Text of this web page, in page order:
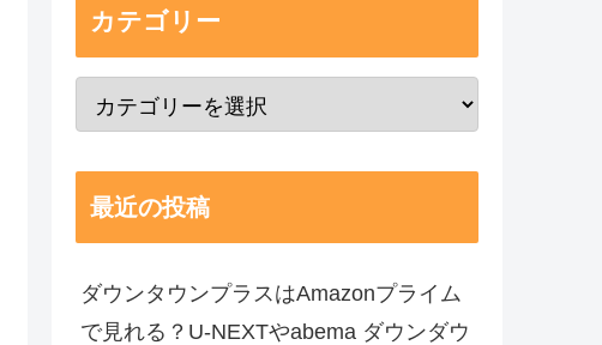
カテゴリー
最近の投稿
ダウンタウンプラスはAmazonプライム
で見れる？U-NEXTやabema ダウンダウ